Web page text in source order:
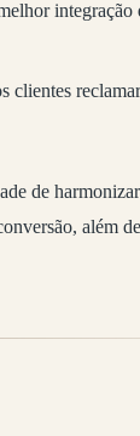
clientes
de
além